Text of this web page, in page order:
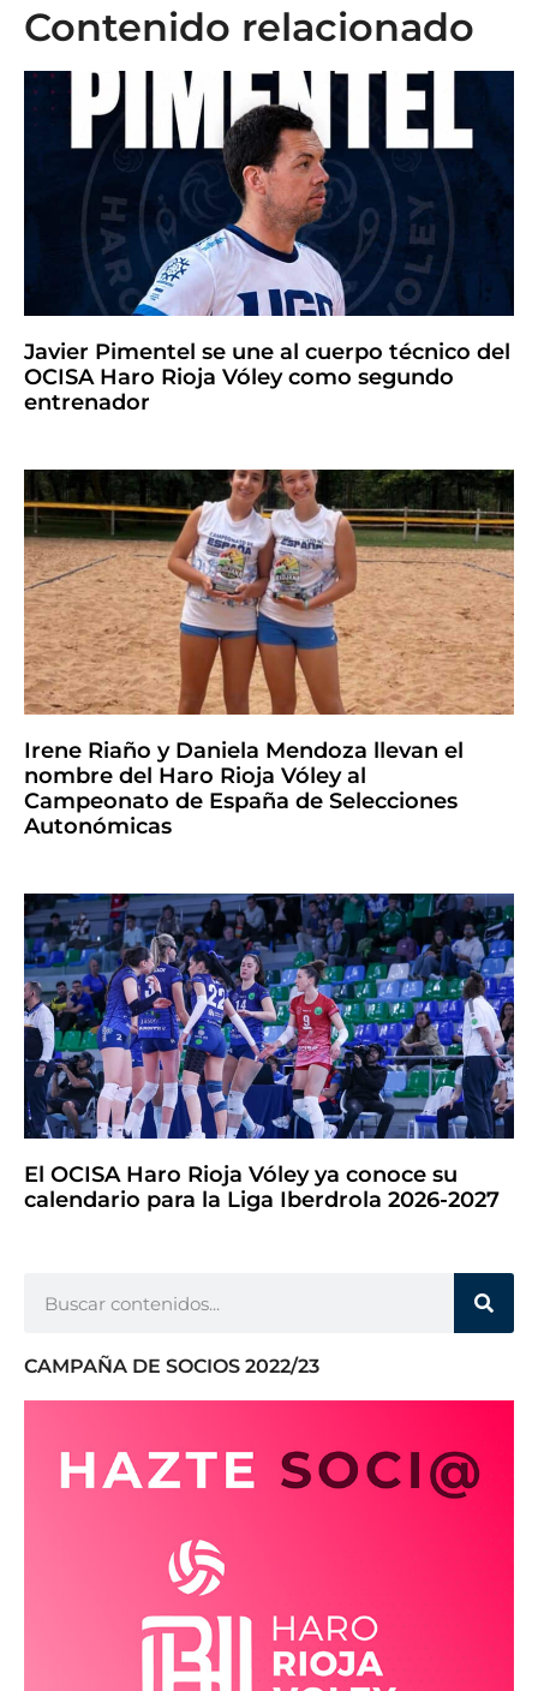
Contenido relacionado
Javier Pimentel se une al cuerpo técnico del
OCISA Haro Rioja Vóley como segundo
entrenador
Irene Riaño y Daniela Mendoza llevan el
nombre del Haro Rioja Vóley al
Campeonato de España de Selecciones
Autonómicas
El OCISA Haro Rioja Vóley ya conoce su
calendario para la Liga Iberdrola 2026-2027
CAMPAÑA DE SOCIOS 2022/23